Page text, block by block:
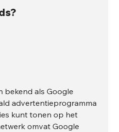
bekend als Google
advertentieprogramma
kunt tonen op het
omvat Google